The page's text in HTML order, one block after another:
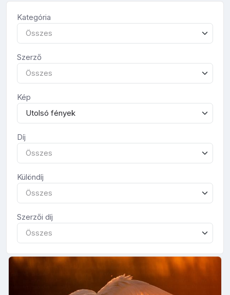
Kategória
Összes
Szerző
Összes
Kép
Utolsó fények
Díj
Összes
Különdíj
Összes
Szerzői díj
Összes